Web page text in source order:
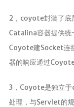
2，coyote封装了底
Catalina容器提供统
Coyote建Socket连
器的响应通过
3，Coyote是独立
处理，与Servlet的